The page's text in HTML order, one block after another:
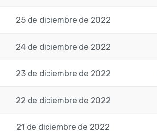
25 de diciembre de 2022
24 de diciembre de 2022
23 de diciembre de 2022
22 de diciembre de 2022
21 de diciembre de 2022